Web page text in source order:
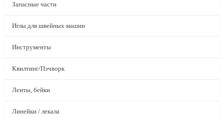
Запасные части
Иглы для швейных машин
Инструменты
Квилтинг/Пэчворк
Ленты, бейки
Линейки / лекала